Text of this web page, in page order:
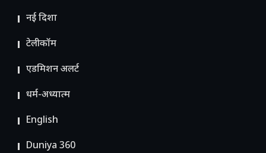
नई दिशा
टेलीकॉम
ए​डमिशन अलर्ट
धर्म-अध्यात्म
English
Duniya 360